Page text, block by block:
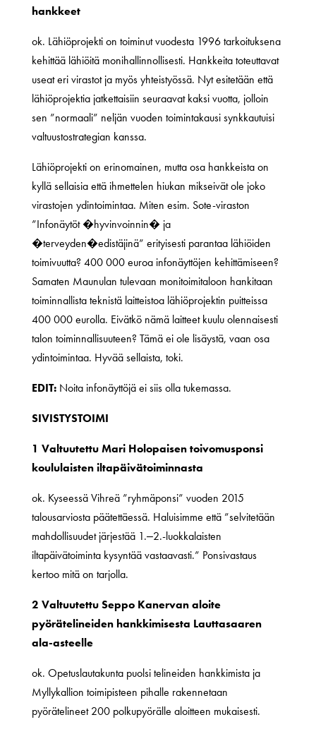
hankkeet
ok. Lähiöprojekti on toiminut vuodesta 1996 tarkoituksena
kehittää lähiöitä monihallinnollisesti. Hankkeita toteuttavat
useat eri virastot ja myös yhteistyössä. Nyt esitetään että
lähiöprojektia jatkettaisiin seuraavat kaksi vuotta, jolloin
sen ”normaali” neljän vuoden toimintakausi synkkautuisi
valtuustostrategian kanssa.
Lähiöprojekti on erinomainen, mutta osa hankkeista on
kyllä sellaisia että ihmettelen hiukan mikseivät ole joko
virastojen ydintoimintaa. Miten esim. Sote-viraston
”Infonäytöt �hyvinvoinnin� ja
�terveyden�edistäjinä” erityisesti parantaa lähiöiden
toimivuutta? 400 000 euroa infonäyttöjen kehittämiseen?
Samaten Maunulan tulevaan monitoimitaloon hankitaan
toiminnallista teknistä laitteistoa lähiöprojektin puitteissa
400 000 eurolla. Eivätkö nämä laitteet kuulu olennaisesti
talon toiminnallisuuteen? Tämä ei ole lisäystä, vaan osa
ydintoimintaa. Hyvää sellaista, toki.
EDIT:Noita infonäyttöjä ei siis olla tukemassa.
SIVISTYSTOIMI
1 Valtuutettu Mari Holopaisen toivomusponsi
koululaisten iltapäivätoiminnasta
ok. Kyseessä Vihreä ”ryhmäponsi” vuoden 2015
talousarviosta päätettäessä. Haluisimme että ”selvitetään
mahdollisuudet järjestää 1.‒2.-luokkalaisten
iltapäivätoiminta kysyntää vastaavasti.” Ponsivastaus
kertoo mitä on tarjolla.
2 Valtuutettu Seppo Kanervan aloite
pyörätelineiden hankkimisesta Lauttasaaren
ala-asteelle
ok. Opetuslautakunta puolsi telineiden hankkimista ja
Myllykallion toimipisteen pihalle rakennetaan
pyörätelineet 200 polkupyörälle aloitteen mukaisesti.